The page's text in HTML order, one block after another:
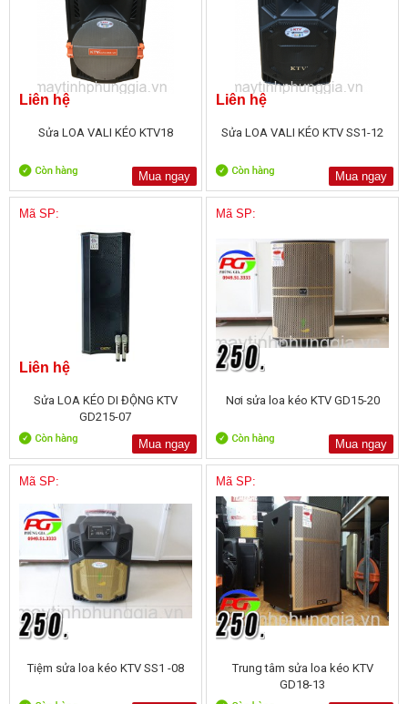
Liên hệ
Sửa LOA VALI KÉO KTV18
Mua ngay
Liên hệ
Sửa LOA VALI KÉO KTV SS1-12
Mua ngay
Mã SP:
Liên hệ
Sửa LOA KÉO DI ĐỘNG KTV
GD215-07
Mua ngay
Mã SP:
Nơi sửa loa kéo KTV GD15-20
Mua ngay
Mã SP:
Tiệm sửa loa kéo KTV SS1 -08
Mã SP:
Trung tâm sửa loa kéo KTV
GD18-13